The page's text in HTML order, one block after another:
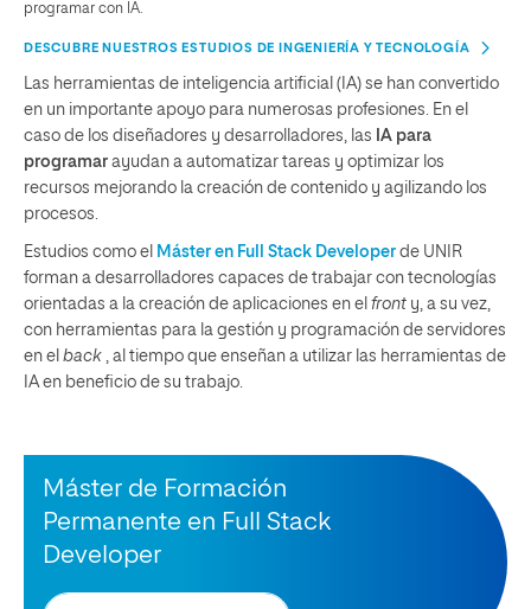
programar con IA.
DESCUBRE NUESTROS ESTUDIOS DE INGENIERÍA Y TECNOLOGÍA
Las herramientas de inteligencia artificial (IA) se han convertido
en un importante apoyo para numerosas profesiones. En el
caso de los diseñadores y desarrolladores, las IA para
programar ayudan a automatizar tareas y optimizar los
recursos mejorando la creación de contenido y agilizando los
procesos.
Estudios como el Máster en Full Stack Developer de UNIR
forman a desarrolladores capaces de trabajar con tecnologías
orientadas a la creación de aplicaciones en el front y, a su vez,
con herramientas para la gestión y programación de servidores
en el back , al tiempo que enseñan a utilizar las herramientas de
IA en beneficio de su trabajo.
Máster de Formación
Permanente en Full Stack
Developer